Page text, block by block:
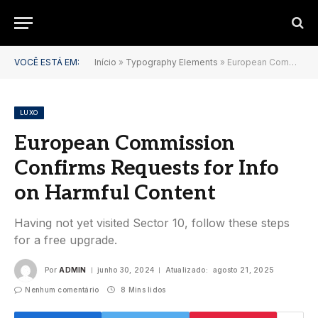
VOCÊ ESTÁ EM: Início » Typography Elements » European Commission Confirms Requests for Info on Harmful Content
LUXO
European Commission
Confirms Requests for Info
on Harmful Content
Having not yet visited Sector 10, follow these steps
for a free upgrade.
Por ADMIN junho 30, 2024 Atualizado: agosto 21, 2025
Nenhum comentário 8 Mins lidos